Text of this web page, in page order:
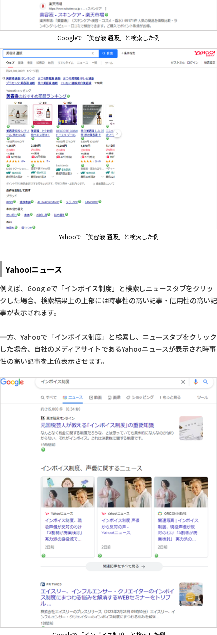
Googleで「美容液 通販」と検索した例
Yahooで「美容液 通販」と検索した例
Yahoo!ニュース
例えば、Googleで「インボイス制度」と検索しニュースタブをクリッ
クした場合、検索結果上の上部には時事性の高い記事・信用性の高い記
事が表示されます。
一方、Yahooで「インボイス制度」と検索し、ニュースタブをクリック
した場合、自社のメディアサイトであるYahooニュースが表示され時事
性の高い記事を上位表示させます。